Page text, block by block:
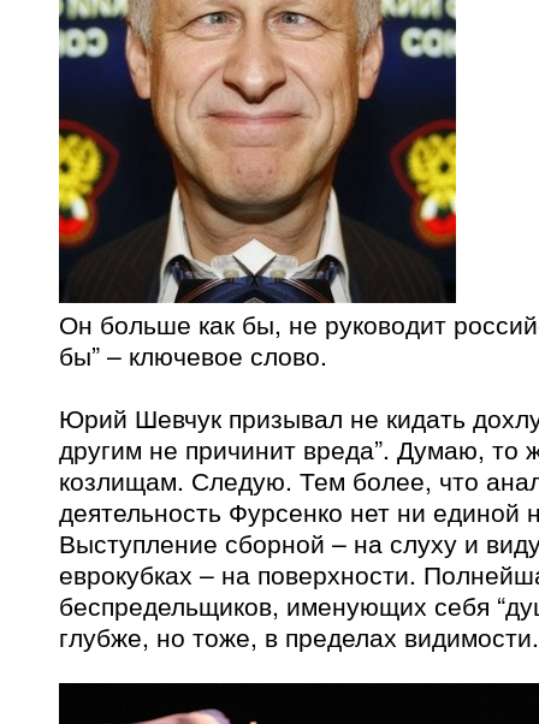
Он больше как бы, не руководит
бы” – ключевое слово.
Юрий Шевчук призывал не кидать
другим не причинит вреда”. Думаю, то
козлищам. Следую. Тем более, что
деятельность Фурсенко нет ни единой
Выступление сборной – на слуху и
еврокубках – на поверхности.
беспредельщиков, именующих себя
глубже, но тоже, в пределах видимости.